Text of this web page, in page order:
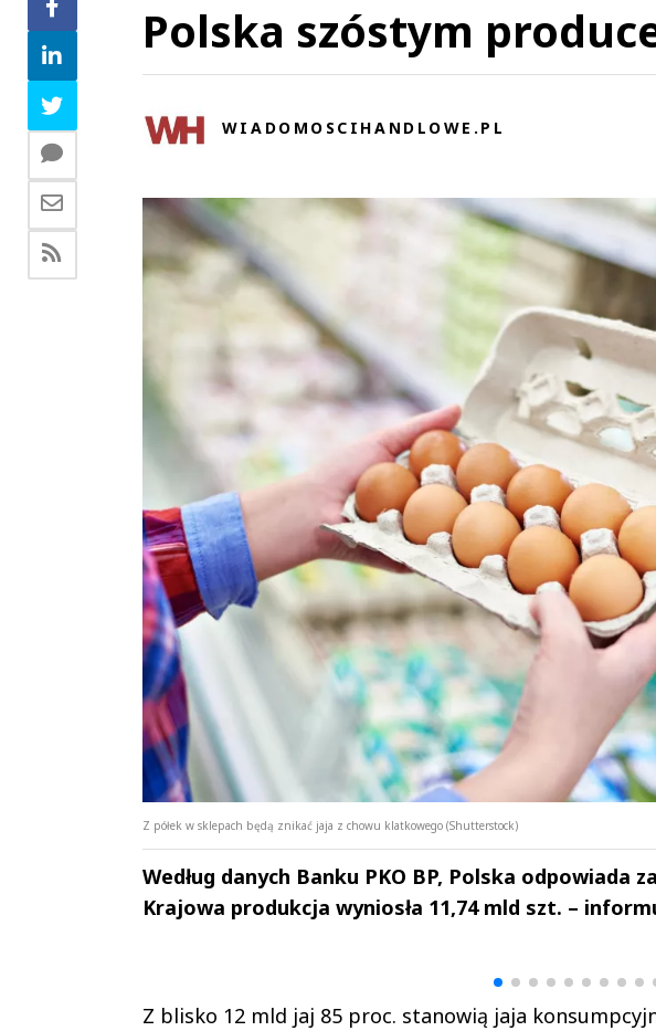
Polska szóstym
WIADOMOSCIHANDLOWE.PL
Z półek w sklepach będą znikać jaja z chowu klatkowego (Shutterstock)
Według danych Banku PKO BP, Polska odpowiada
Krajowa produkcja wyniosła 11,74 mld szt. –
Z blisko 12 mld jaj 85 proc. stanowią jaja
Andrzej i Marta
Marta i Andrzej